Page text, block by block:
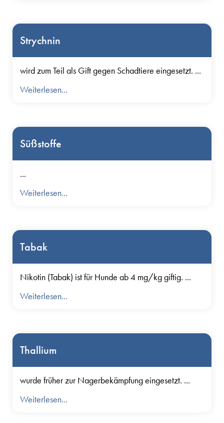
Strychnin
wird zum Teil als Gift gegen Schadtiere eingesetzt. ...
Weiterlesen...
Süßstoffe
...
Weiterlesen...
Tabak
Nikotin (Tabak) ist für Hunde ab 4 mg/kg giftig. ...
Weiterlesen...
Thallium
wurde früher zur Nagerbekämpfung eingesetzt. ...
Weiterlesen...